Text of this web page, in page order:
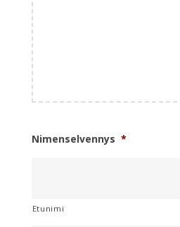
Nimenselvennys *
Etunimi